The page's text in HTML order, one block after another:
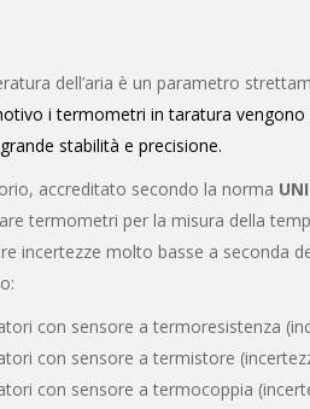
dell’aria è un parametro
i termometri in taratura
stabilità e precisione.
accreditato secondo la norma
termometri per la misura della
incertezze molto basse a seconda
con sensore a termoresistenza
con sensore a termistore
con sensore a termocoppia